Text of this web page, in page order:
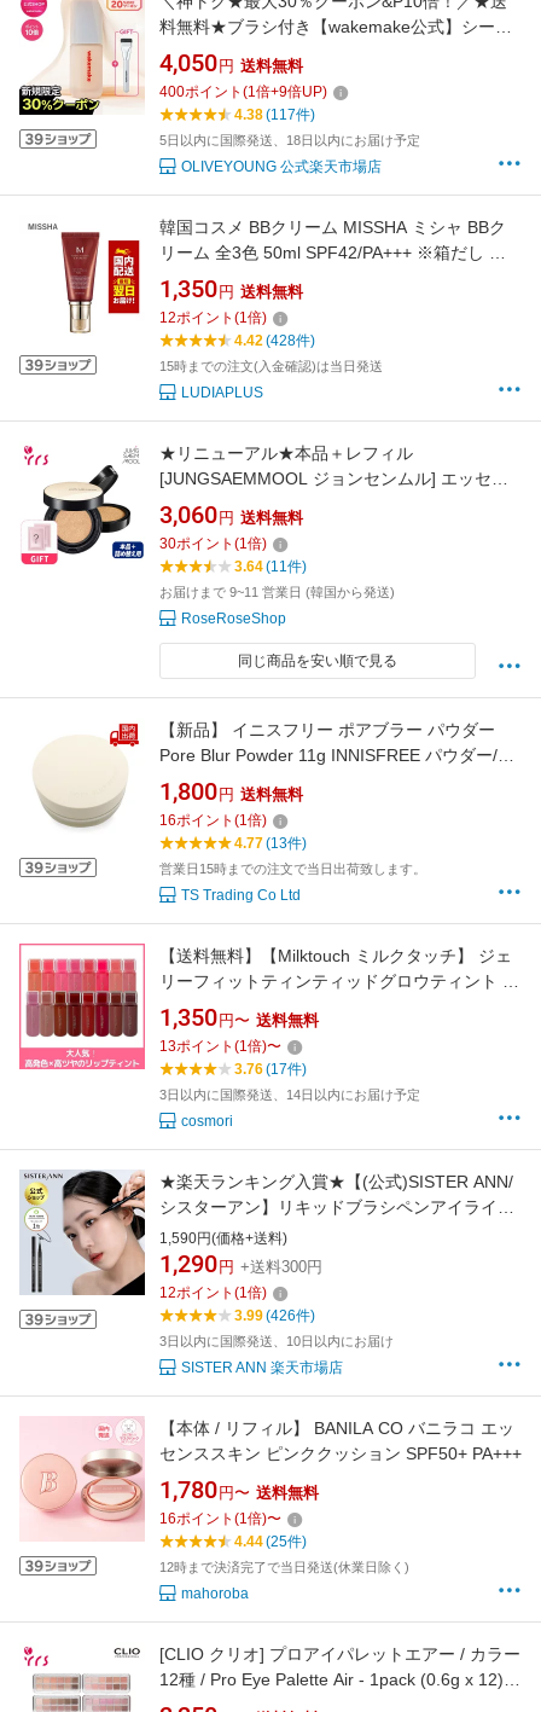
料無料★ブラシ付き【wakemake公式】シーム
レスウェアファンデーション企画セット ベース
メイク ウェイクメイク ファンデーション リキ
ッド wakemake ファンデーションブラシ オリ
ーブヤング公式 【楽天海外通販】
4,050 円 送料無料
400ポイント (1倍+9倍UP)
4.38(117件)
5日以内に国際発送、18日以内にお届け予定
OLIVEYOUNG 公式楽天市場店
韓国コスメ BBクリーム MISSHA ミシャ BBク
リーム 全3色 50ml SPF42/PA+++ ※箱だし ミ
シャ 化粧下地 ミシャ ベースメイク
1,350 円 送料無料
12ポイント (1倍)
4.42(428件)
15時までの注文(入金確認)は当日発送
LUDIAPLUS
★リニューアル★本品＋レフィル
[JUNGSAEMMOOL ジョンセンムル] エッセン
シャル スキンヌーダー ロングウェア クッショ
ン / Essential Skin Nuder Long Wear Cushion
(SPF50+ PA+++) - 1pack (14g+Refill) / クッシ
ョンファンデ / オイリー肌
3,060 円 送料無料
30ポイント (1倍)
3.64(11件)
お届けまで 9~11 営業日 (韓国から発送)
RoseRoseShop
同じ商品を安い順で見る
【新品】 イニスフリー ポアブラー パウダー
Pore Blur Powder 11g INNISFREE パウダー/パ
クト パウダー 【コスメ】
1,800 円 送料無料
16ポイント (1倍)
4.77(13件)
営業日15時までの注文で当日出荷致します。
TS Trading Co Ltd
【送料無料】【Milktouch ミルクタッチ】 ジェ
リーフィットティンティッドグロウティント リ
ップティント ティントリップ 韓国コスメ ぷる
ツヤリップ こんにゃくゼリーリップ 保湿リッ
プ プランプリップ 水分ティント ツヤ感リップ
1,350 円〜 送料無料
13ポイント (1倍)〜
3.76(17件)
3日以内に国際発送、14日以内にお届け予定
cosmori
★楽天ランキング入賞★【(公式)SISTER ANN/
シスターアン】リキッドブラシペンアイライナ
ー / ウォータープルーフ / ブラック / ブラウン /
持続力 / キープ力 / アイメイク / おすすめ / 韓国
コスメ
1,590円(価格+送料)
1,290 円 +送料300円
12ポイント (1倍)
3.99(426件)
3日以内に国際発送、10日以内にお届け
SISTER ANN 楽天市場店
【本体 / リフィル】 BANILA CO バニラコ エッ
センススキン ピンククッション SPF50+ PA+++
1,780 円〜 送料無料
16ポイント (1倍)〜
4.44(25件)
12時まで決済完了で当日発送(休業日除く)
mahoroba
[CLIO クリオ] プロアイパレットエアー / カラー
12種 / Pro Eye Palette Air - 1pack (0.6g x 12)
#01~#12